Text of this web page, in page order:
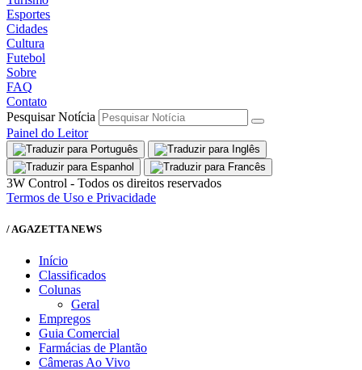
Esportes
Cidades
Cultura
Futebol
Sobre
FAQ
Contato
Pesquisar Notícia
Painel do Leitor
3W Control - Todos os direitos reservados
Termos de Uso e Privacidade
/ AGAZETTA NEWS
Início
Classificados
Colunas
Geral
Empregos
Guia Comercial
Farmácias de Plantão
Câmeras Ao Vivo